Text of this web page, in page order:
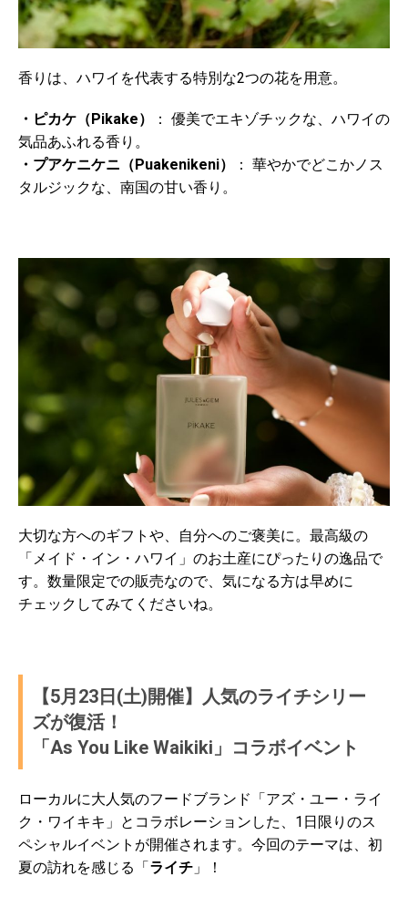
香りは、ハワイを代表する特別な2つの花を用意。
・ピカケ（Pikake）
： 優美でエキゾチックな、ハワイの
気品あふれる香り。
・プアケニケニ（Puakenikeni）
： 華やかでどこかノス
タルジックな、南国の甘い香り。
大切な方へのギフトや、自分へのご褒美に。最高級の
「メイド・イン・ハワイ」のお土産にぴったりの逸品で
す。数量限定での販売なので、気になる方は早めに
チェックしてみてくださいね。
【5月23日(土)開催】人気のライチシリー
ズが復活！
「As You Like Waikiki」コラボイベント
ローカルに大人気のフードブランド「アズ・ユー・ライ
ク・ワイキキ」とコラボレーションした、1日限りのス
ペシャルイベントが開催されます。今回のテーマは、初
夏の訪れを感じる「 ライチ 」！